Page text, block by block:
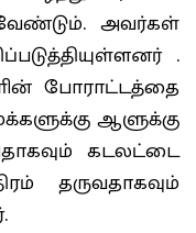
அவர்கள்
.
போராட்டத்தை
ஆளுக்கு
கடலட்டை
தருவதாகவும்